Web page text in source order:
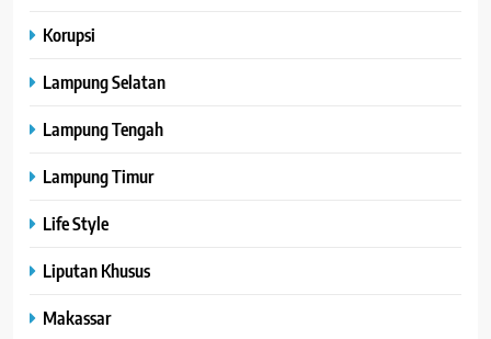
Korupsi
Lampung Selatan
Lampung Tengah
Lampung Timur
Life Style
Liputan Khusus
Makassar